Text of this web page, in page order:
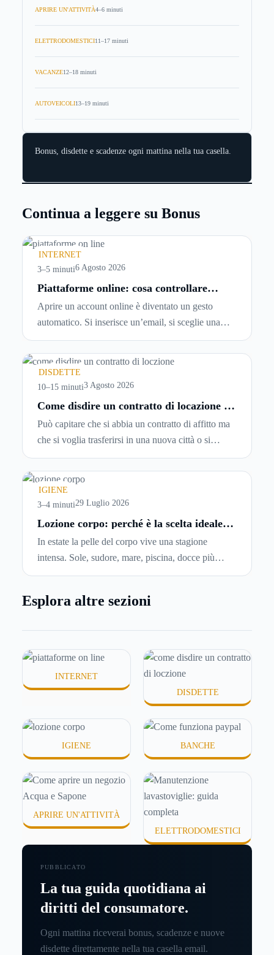
APRIRE UN'ATTIVITÀ4–6 minuti
ELETTRODOMESTICI11–17 minuti
VACANZE12–18 minuti
AUTOVEICOLI13–19 minuti
Bonus, disdette e scadenze ogni mattina nella tua casella.
Continua a leggere su Bonus
INTERNET
3–5 minuti6 Agosto 2026
Piattaforme online: cosa controllare
prima di iscriversi e usare servizi in
tempo reale
Aprire un account online è diventato un gesto
automatico. Si inserisce un’email, si sceglie una
password, si accetta una serie di condizioni senza
leggerle davvero. Tutto avviene in pochi minuti,
spesso senza che ci si fermi a capire dove si sta
entrando.
DISDETTE
10–15 minuti3 Agosto 2026
Come disdire un contratto di locazione in
modo corretto ed efficace
Può capitare che si abbia un contratto di affitto ma
che si voglia trasferirsi in una nuova città o si
abbiano problemi a pagare il canone, per cui si
comincia a cercare un’altra abitazione: è legittimo
chiedersi se è possibile
locazioneprima che scada. In questa guida
capiremo come inviare la disdetta per un contratto
IGIENE
3–4 minuti29 Luglio 2026
Lozione corpo: perché è la scelta ideale
In estate la pelle del corpo vive una stagione
intensa. Sole, sudore, mare, piscina, docce più
frequenti e aria condizionata possono renderla
meno confortevole. Eppure, proprio nei mesi caldi,
o difficili da assorbire.
Esplora altre sezioni
INTERNET
DISDETTE
IGIENE BANCHE
APRIRE UN'ATTIVITÀ
ELETTRODOMESTICI
PUBBLICATO
La tua guida quotidiana ai
diritti del consumatore.
Ogni mattina riceverai bonus, scadenze e nuove
disdette direttamente nella tua casella email.